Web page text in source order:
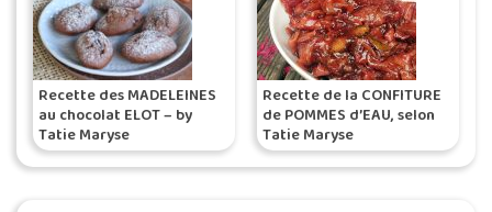
Recette des MADELEINES
au chocolat ELOT – by
Tatie Maryse
Recette de la CONFITURE
de POMMES d’EAU, selon
Tatie Maryse